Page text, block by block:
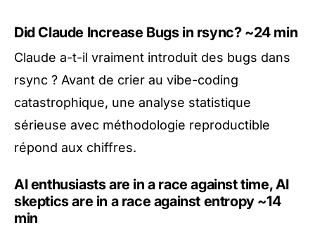
Did Claude Increase Bugs in rsync?~24 min
Claude a-t-il vraiment introduit des bugs dans
rsync ? Avant de crier au vibe-coding
catastrophique, une analyse statistique
sérieuse avec méthodologie reproductible
répond aux chiffres.
AI enthusiasts are in a race against time, AI
skeptics are in a race against entropy~14
min